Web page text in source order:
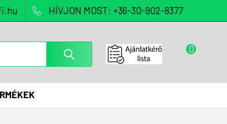
HÍVJON MOST: +36-30-902-8377
0